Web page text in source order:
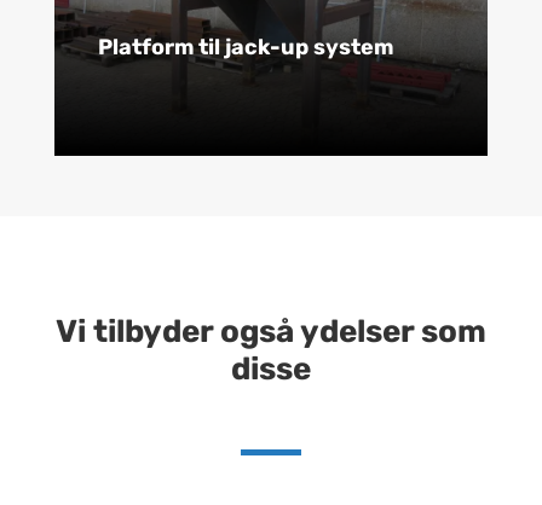
Platform til jack-up system
Vi tilbyder også ydelser som
disse